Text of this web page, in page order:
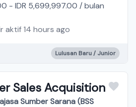
- IDR 5,699,997.00 /bulan
aktif 14 hours ago
Lulusan Baru / Junior
Sales Acquisition
Sumber Sarana (BSS